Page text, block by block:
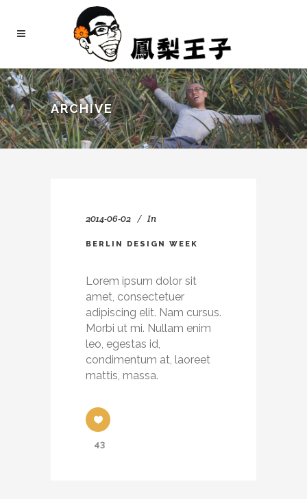
ARCHIVE
2014-06-02 In
BERLIN DESIGN WEEK
Lorem ipsum dolor sit
amet, consectetuer
adipiscing elit. Nam cursus.
Morbi ut mi. Nullam enim
leo, egestas id,
condimentum at, laoreet
mattis, massa.
43